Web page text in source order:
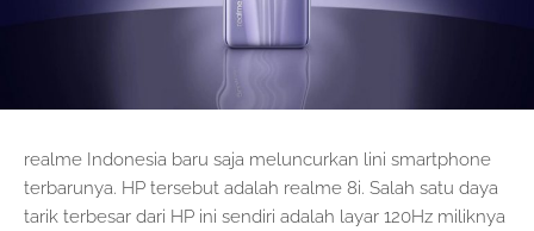
realme Indonesia baru saja meluncurkan lini smartphone
terbarunya. HP tersebut adalah realme 8i. Salah satu daya
tarik terbesar dari HP ini sendiri adalah layar 120Hz miliknya